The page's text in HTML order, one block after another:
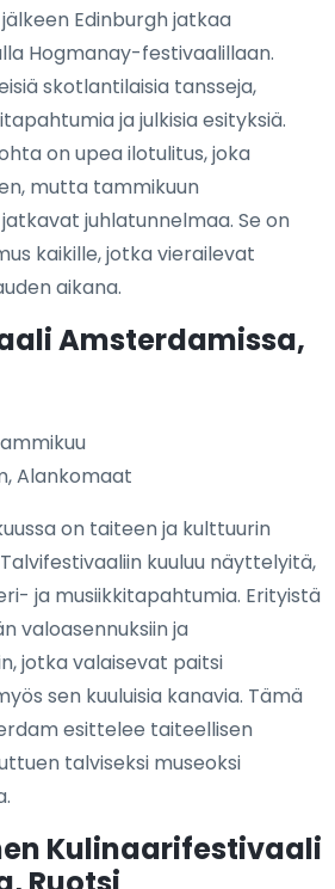
Edinburgh jatkaa
Hogmanay-festivaalillaan.
skotlantilaisia tansseja,
ja julkisia esityksiä.
on upea ilotulitus, joka
mutta tammikuun
juhlatunnelmaa. Se on
kaikille, jotka vierailevat
aikana.
Amsterdamissa,
Alankomaat
on taiteen ja kulttuurin
kuuluu näyttelyitä,
ja musiikkitapahtumia. Erityistä
valoasennuksiin ja
jotka valaisevat paitsi
sen kuuluisia kanavia. Tämä
esittelee taiteellisen
talviseksi museoksi
Kulinaarifestivaali